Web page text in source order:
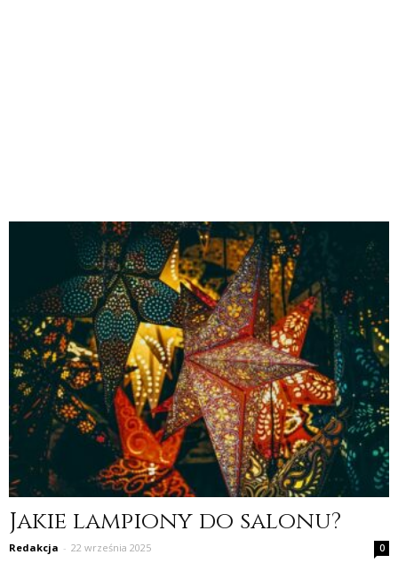
Jakie lampiony do salonu?
Redakcja - 22 września 2025 0